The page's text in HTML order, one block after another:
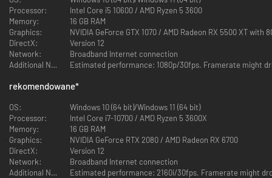
Chwyć za miecz lub łuk, albo postaw na magię.
Dzięki dostępności różnych klas w grze Dragon’s Dogma 2 możesz walczyć
tak, jak chcesz.
Processor:
Intel Core i5 10600 / AMD Ryzen 5 3600
Memory:
16 GB RAM
Graphics:
NVIDIA GeForce GTX 1070 / AMD Radeon RX 5500 XT with
DirectX:
Version 12
Network:
Broadband Internet connection
Additional Notes:
Estimated performance: 1080p/30fps. Framerate might
rekomendowane*
OS:
Windows 10 (64 bit)/Windows 11 (64 bit)
Processor:
Intel Core i7-10700 / AMD Ryzen 5 3600X
Memory:
16 GB RAM
Graphics:
NVIDIA GeForce RTX 2080 / AMD Radeon RX 6700
DirectX:
Version 12
Network:
Broadband Internet connection
Additional Notes:
Estimated performance: 2160i/30fps. Framerate might